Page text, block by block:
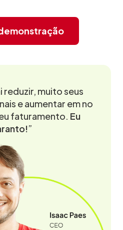
reduzir, muito seus
e aumentar em no
faturamento. Eu
”